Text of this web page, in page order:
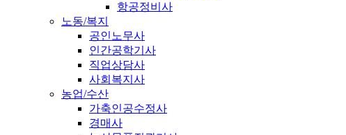
항공정비사
노동/복지
공인노무사
인간공학기사
직업상담사
사회복지사
농업/수산
가축인공수정사
경매사